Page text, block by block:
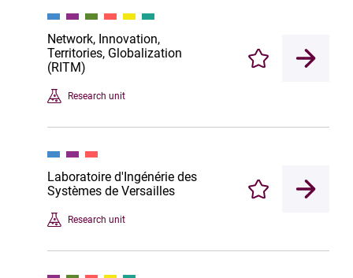
Network, Innovation,
Territories, Globalization
(RITM)
Research unit
Enregistrer
Laboratoire d'Ingénérie des
Systèmes de Versailles
Research unit
Enregistrer